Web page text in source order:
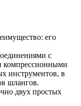
его
с
компрессионными
инструментов, в
шлангов.
двух простых